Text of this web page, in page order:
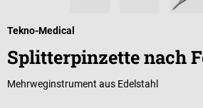
Tekno-Medical
Splitterpinzette nach
Mehrweginstrument aus Edelstahl